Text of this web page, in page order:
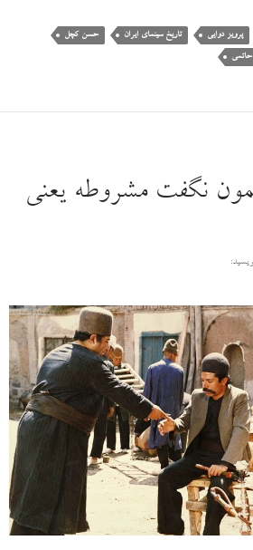
پرویز دوایی تاریخ سینمای ایران حسن کچل
نگفت مشروطه یعنی